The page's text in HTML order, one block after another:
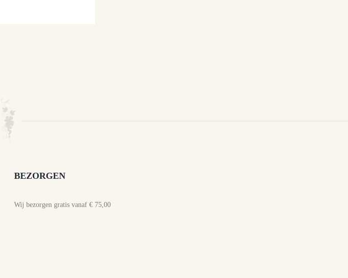
BEZORGEN
Wij bezorgen gratis vanaf € 75,00